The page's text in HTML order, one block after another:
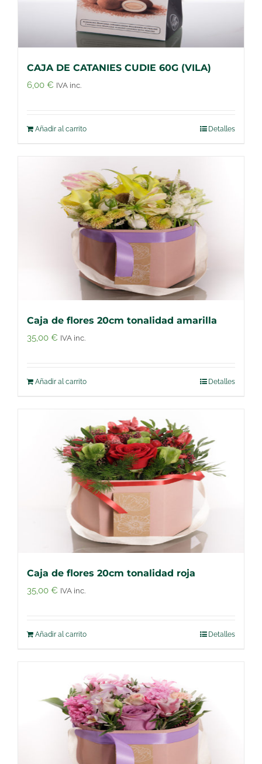
CAJA DE CATANIES CUDIE 60G (VILA)
6,00 € IVA inc.
Añadir al carrito Detalles
Caja de flores 20cm tonalidad amarilla
35,00 € IVA inc.
Añadir al carrito Detalles
Caja de flores 20cm tonalidad roja
35,00 € IVA inc.
Añadir al carrito Detalles